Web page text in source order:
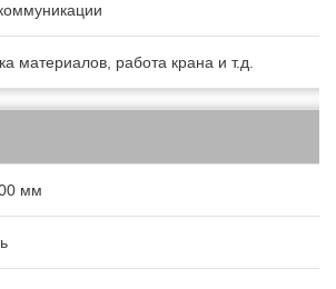
материалов, работа крана и т.д.
мм